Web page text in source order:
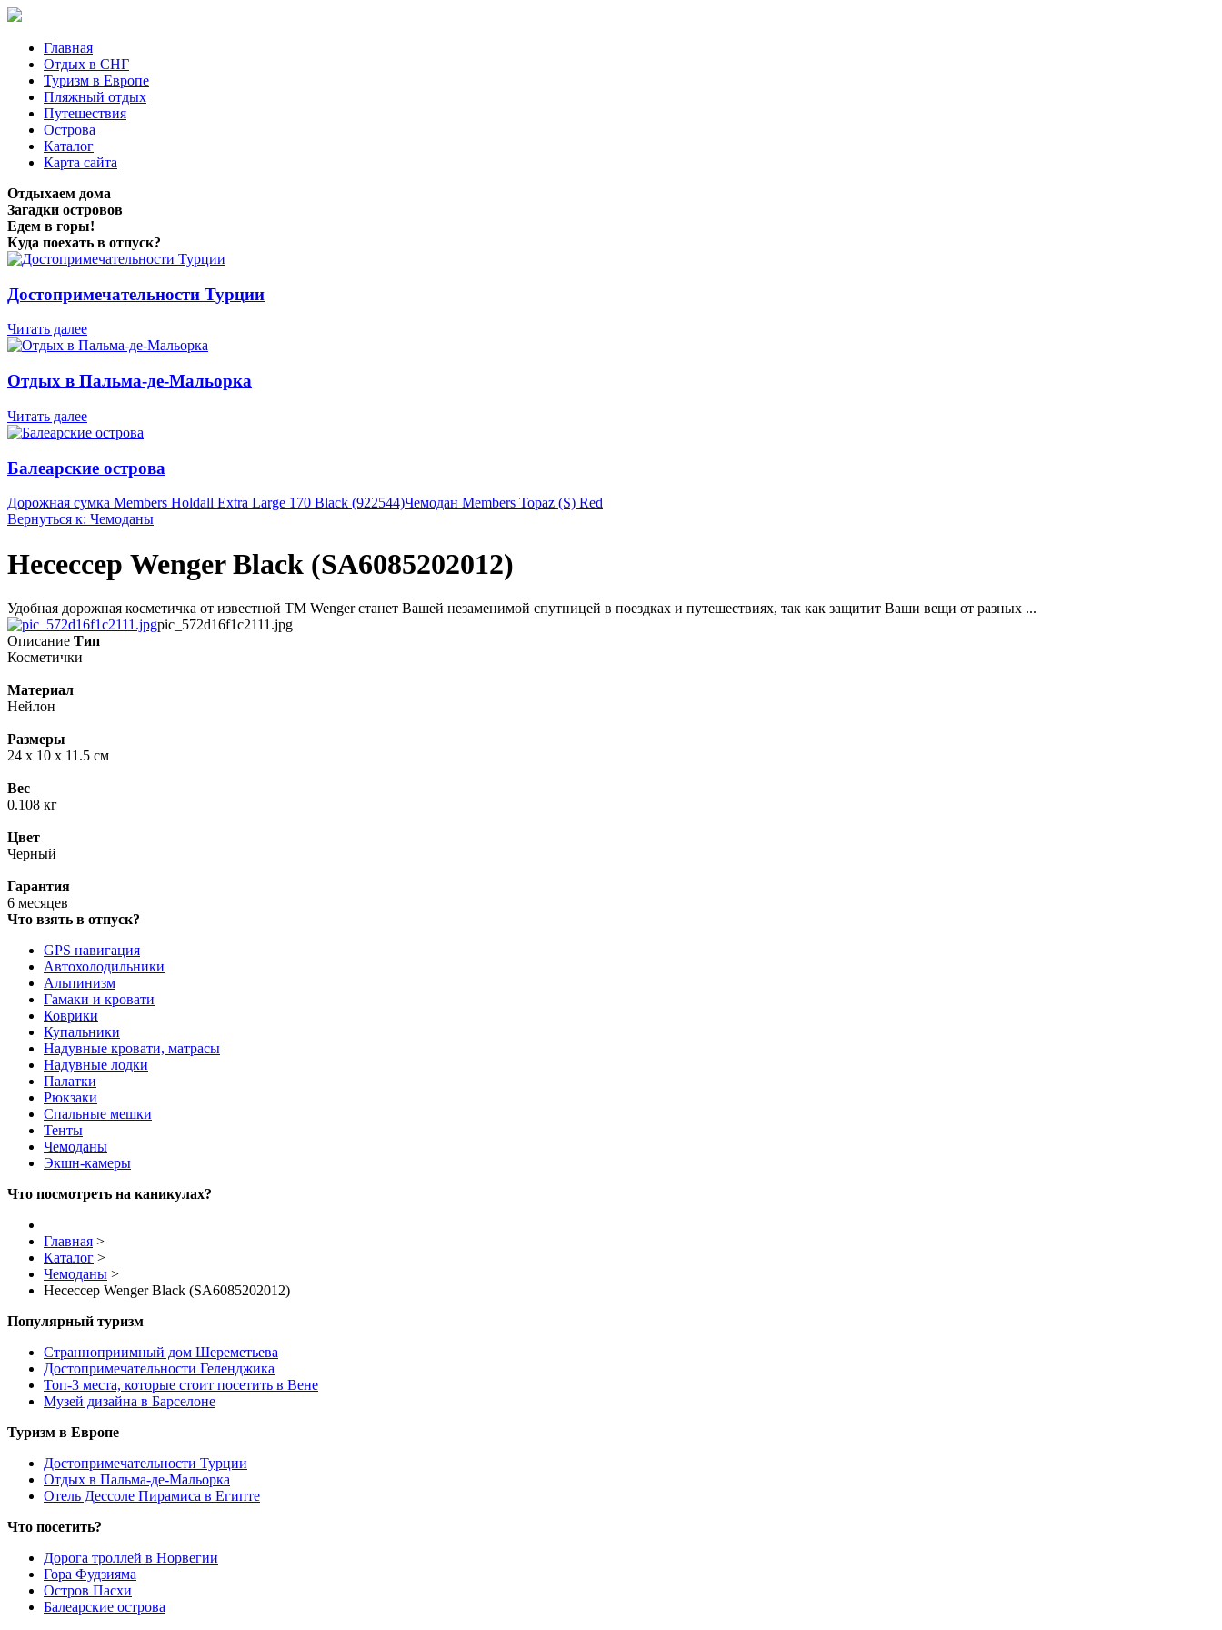
Главная
Отдых в СНГ
Туризм в Европе
Пляжный отдых
Путешествия
Острова
Каталог
Карта сайта
Отдыхаем дома
Загадки островов
Едем в горы!
Куда поехать в отпуск?
Достопримечательности Турции
Читать далее
Отдых в Пальма-де-Мальорка
Читать далее
Балеарские острова
Дорожная сумка Members Holdall Extra Large 170 Black (922544)Чемодан Members Topaz (S) Red
Вернуться к: Чемоданы
Несессер Wenger Black (SA6085202012)
Удобная дорожная косметичка от известной ТМ Wenger станет Вашей незаменимой спутницей в поездках и путешествиях, так как защитит Ваши вещи от разных ...
pic_572d16f1c2111.jpg
Описание Тип
Косметички
Материал
Нейлон
Размеры
24 x 10 x 11.5 см
Вес
0.108 кг
Цвет
Черный
Гарантия
6 месяцев
Что взять в отпуск?
GPS навигация
Автохолодильники
Альпинизм
Гамаки и кровати
Коврики
Купальники
Надувные кровати, матрасы
Надувные лодки
Палатки
Рюкзаки
Спальные мешки
Тенты
Чемоданы
Экшн-камеры
Что посмотреть на каникулах?
Главная >
Каталог >
Чемоданы >
Несессер Wenger Black (SA6085202012)
Популярный туризм
Странноприимный дом Шереметьева
Достопримечательности Геленджика
Топ-3 места, которые стоит посетить в Вене
Музей дизайна в Барселоне
Туризм в Европе
Достопримечательности Турции
Отдых в Пальма-де-Мальорка
Отель Дессоле Пирамиса в Египте
Что посетить?
Дорога троллей в Норвегии
Гора Фудзияма
Остров Пасхи
Балеарские острова